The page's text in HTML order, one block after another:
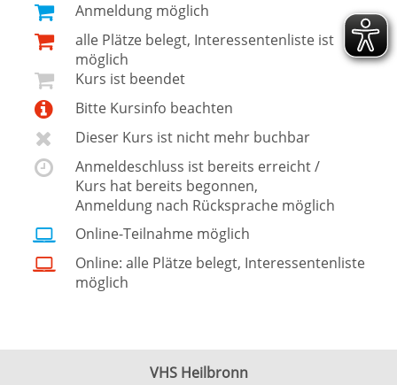
Anmeldung möglich
alle Plätze belegt, Interessentenliste ist
möglich
Kurs ist beendet
Bitte Kursinfo beachten
Dieser Kurs ist nicht mehr buchbar
Anmeldeschluss ist bereits erreicht /
Kurs hat bereits begonnen,
Anmeldung nach Rücksprache möglich
Online-Teilnahme möglich
Online: alle Plätze belegt, Interessentenliste
möglich
VHS Heilbronn